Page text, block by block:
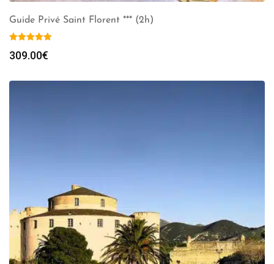
Guide Privé Saint Florent *** (2h)
309.00€